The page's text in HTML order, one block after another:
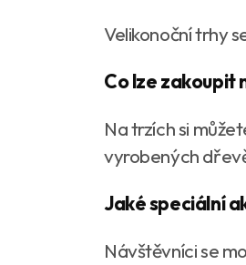
Velikonoční trhy
Co lze zakoupit
Na trzích si
vyrobených
Jaké speciální
Návštěvníci se